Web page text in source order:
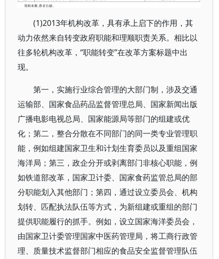
(1)2013年机构改革，具有承上启下的作用，其
动力依然来自转变政府职能和理顺职责关系。相比以
往多轮机构改革，“职能转变”在改革方案标题中出
现。
第一，实施行业综合管理的大部门制，涉及交通
运输部、国家食品药品监督管理总局、国家新闻出版
广播电影电视总局、国家能源局等部门的组建或优
化；第二，整合分散在不同部门的同一类专业管理职
能，例如组建国家卫生和计划生育委员以及重组国家
海洋局；第三，政企分开或剥离部门非核心职能，例
如铁道部改革，国家卫计委、国家食药监管总局的部
分职能划入其他部门；第四，通过设立委员会、机构
划转、匹配执法队伍等方式，为新组建或重组的部门
提供职能履行的抓手。例如，设立国家海洋委员会，
由国家卫计委管理国家中医药管理局，将工商行政管
理、质量技术监督部门相应的食品安全监督管理队伍